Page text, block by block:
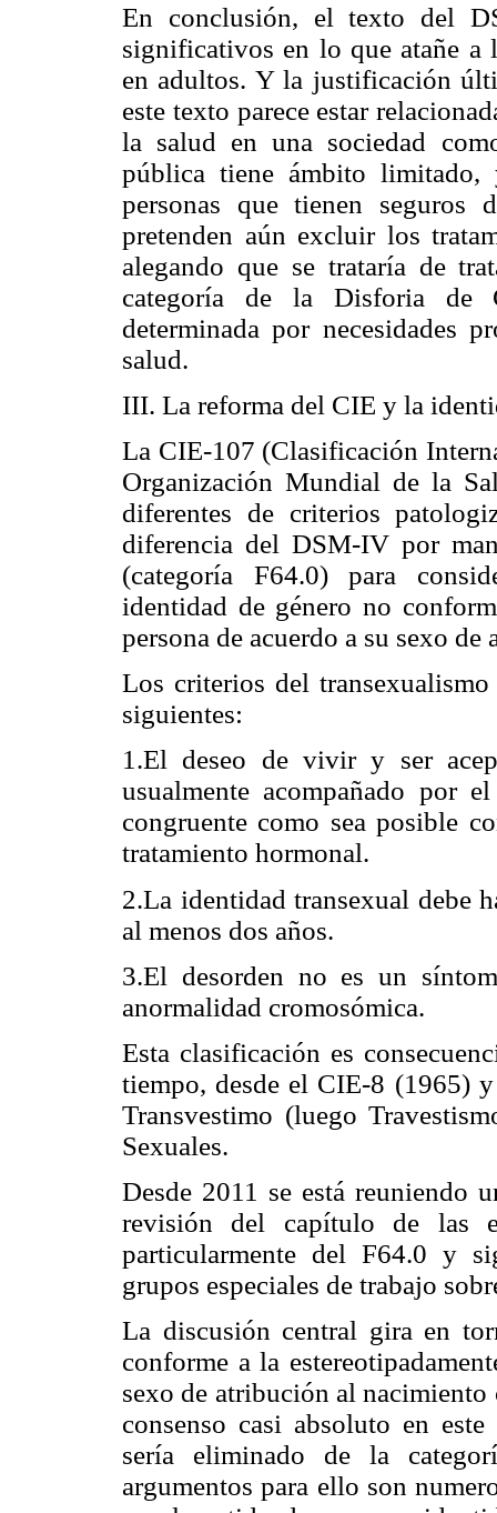
En conclusión, el texto del
significativos en lo que atañe a
en adultos. Y la justificación
este texto parece estar
la salud en una sociedad
pública tiene ámbito
personas que tienen seguros
pretenden aún excluir los
alegando que se trataría de
categoría de la Disforia de
determinada por necesidades
salud.
III. La reforma del CIE y la
La CIE-107 (Clasificación
Organización Mundial de la
diferentes de criterios
diferencia del DSM-IV por
(categoría F64.0) para
identidad de género no
persona de acuerdo a su sexo
Los criterios del
siguientes:
1.El deseo de vivir y ser
usualmente acompañado por
congruente como sea posible
tratamiento hormonal.
2.La identidad transexual debe
al menos dos años.
3.El desorden no es un
anormalidad cromosómica.
Esta clasificación es
tiempo, desde el CIE-8 (1965)
Transvestimo (luego
Sexuales.
Desde 2011 se está reuniendo
revisión del capítulo de las
particularmente del F64.0 y
grupos especiales de trabajo
La discusión central gira en
conforme a la
sexo de atribución al
consenso casi absoluto en
sería eliminado de la
argumentos para ello son